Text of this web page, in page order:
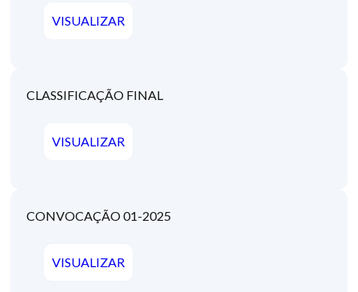
VISUALIZAR
CLASSIFICAÇÃO FINAL
VISUALIZAR
CONVOCAÇÃO 01-2025
VISUALIZAR